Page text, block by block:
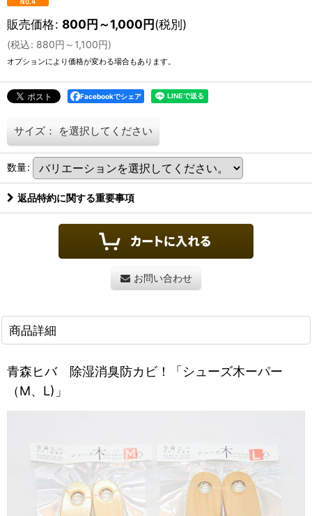
販売価格: 800円～1,000円(税別)
(税込: 880円 ～1,100円)
オプションにより価格が変わる場合もあります。
Facebookでシェア
サイズ： を選択してください
数量:
返品特約に関する重要事項
お問い合わせ
商品詳細
青森ヒバ 除湿消臭防カビ！「シューズ木ーパー
（M、L)」